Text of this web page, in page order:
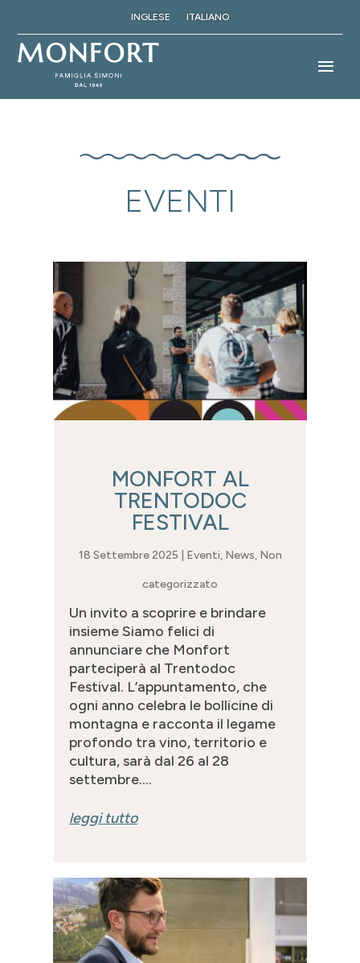
INGLESE ITALIANO
EVENTI
MONFORT AL
TRENTODOC
FESTIVAL
18 Settembre 2025 Eventi, News, Non
categorizzato
Un invito a scoprire e brindare
insieme Siamo felici di
annunciare che Monfort
parteciperà al Trentodoc
Festival. L’appuntamento, che
ogni anno celebra le bollicine di
montagna e racconta il legame
profondo tra vino, territorio e
cultura, sarà dal 26 al 28
settembre....
leggi tutto